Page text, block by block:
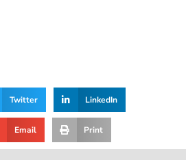
Twitter LinkedIn
Email Print